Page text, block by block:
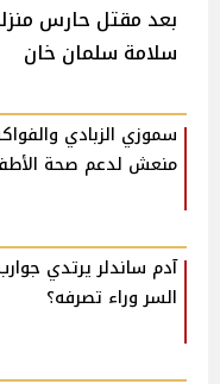
بعد مقتل حارس
سلامة سلمان خان
سموزي الزبادي
منعش لدعم صحة
آدم ساندلر يرتدي
السر وراء تصرفه؟